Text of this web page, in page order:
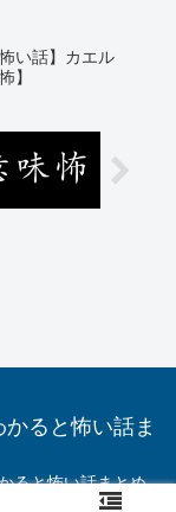
い話】カエル
】
ると怖い話ま
ると怖い話まとめ.